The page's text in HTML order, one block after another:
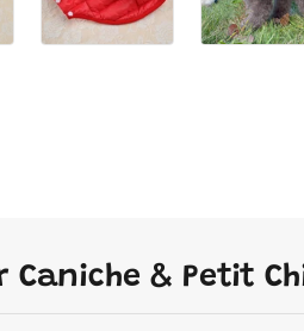
Caniche & Petit